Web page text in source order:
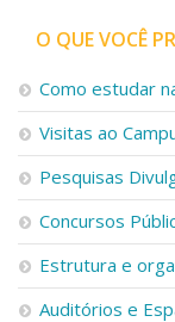
O QUE VOCÊ
Como estudar
Visitas ao
Pesquisas
Concursos
Estrutura e
Auditórios e